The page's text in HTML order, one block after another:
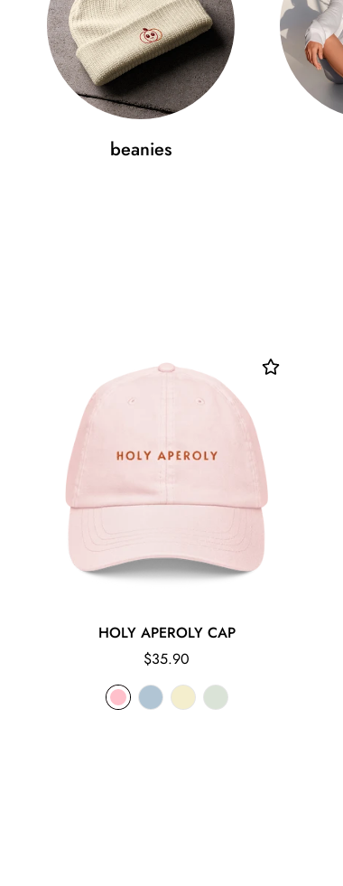
beanies
HOLY APEROLY CAP
Regular
price
$35.90